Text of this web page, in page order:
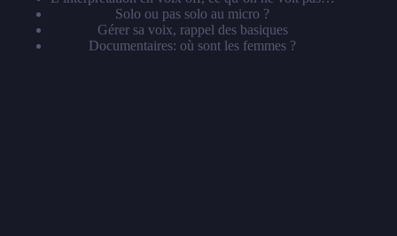
Solo ou pas solo au micro ?
Gérer sa voix, rappel des basiques
Documentaires: où sont les femmes ?